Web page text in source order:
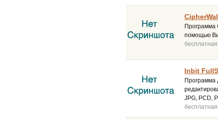
Программа
помощью
бесплатная
Inbit
Программа
JPG, PCD,
бесплатная